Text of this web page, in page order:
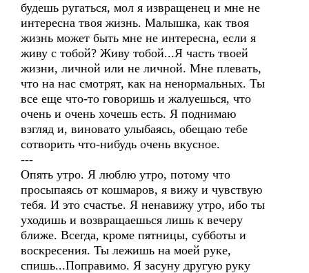
будешь ругаться, мол я извращенец и мне не
интересна твоя жизнь. Малышка, как твоя
жизнь может быть мне не интересна, если я
живу с тобой? Живу тобой...Я часть твоей
жизни, личной или не личной. Мне плевать,
что на нас смотрят, как на ненормальных. Ты
все еще что-то говоришь и жалуешься, что
очень и очень хочешь есть. Я поднимаю
взгляд и, виновато улыбаясь, обещаю тебе
сотворить что-нибудь очень вкусное.
---
Опять утро. Я люблю утро, потому что
просыпаясь от кошмаров, я вижу и чувствую
тебя. И это счастье. Я ненавижу утро, ибо ты
уходишь и возвращаешься лишь к вечеру
ближе. Всегда, кроме пятницы, субботы и
воскресения. Ты лежишь на моей руке,
спишь...Поправимо. Я засуну другую руку